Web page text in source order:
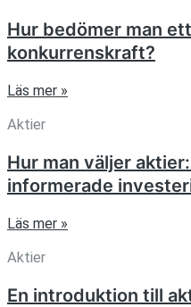
Hur bedömer man
konkurrenskraft?
Läs mer »
Aktier
Hur man väljer
informerade
Läs mer »
Aktier
En introduktion till